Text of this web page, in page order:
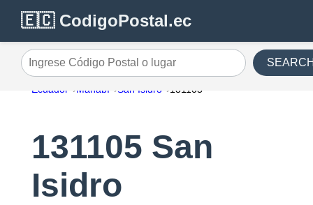
🇪🇨 CodigoPostal.ec
Ingrese Código Postal o lugar
Ecuador Manabí San Isidro 131105
131105 San
Isidro